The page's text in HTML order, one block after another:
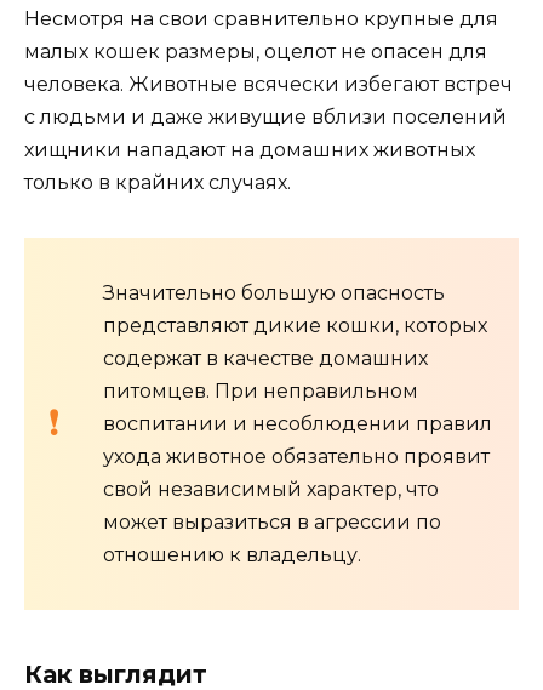
Несмотря на свои сравнительно крупные для
малых кошек размеры, оцелот не опасен для
человека. Животные всячески избегают встреч
с людьми и даже живущие вблизи поселений
хищники нападают на домашних животных
только в крайних случаях.
Значительно большую опасность
представляют дикие кошки, которых
содержат в качестве домашних
питомцев. При неправильном
воспитании и несоблюдении правил
ухода животное обязательно проявит
свой независимый характер, что
может выразиться в агрессии по
отношению к владельцу.
Как выглядит